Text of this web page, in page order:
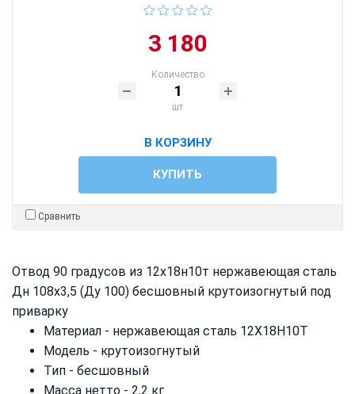
3 180
Количество
шт
В КОРЗИНУ
КУПИТЬ
Сравнить
Отвод 90 градусов из 12х18н10т нержавеющая сталь
Дн 108х3,5 (Ду 100) бесшовный крутоизогнутый под
приварку
Материал - нержавеющая сталь 12Х18Н10Т
Модель - крутоизогнутый
Тип - бесшовный
Масса нетто - 2,2 кг